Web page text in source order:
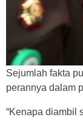
Sejumlah fakta
perannya dalam
“Kenapa diambil